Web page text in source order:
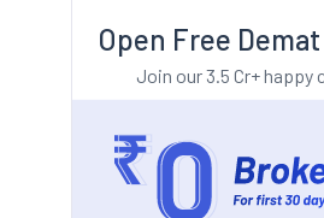
Open Free
Join our 3.5 Cr+ happy